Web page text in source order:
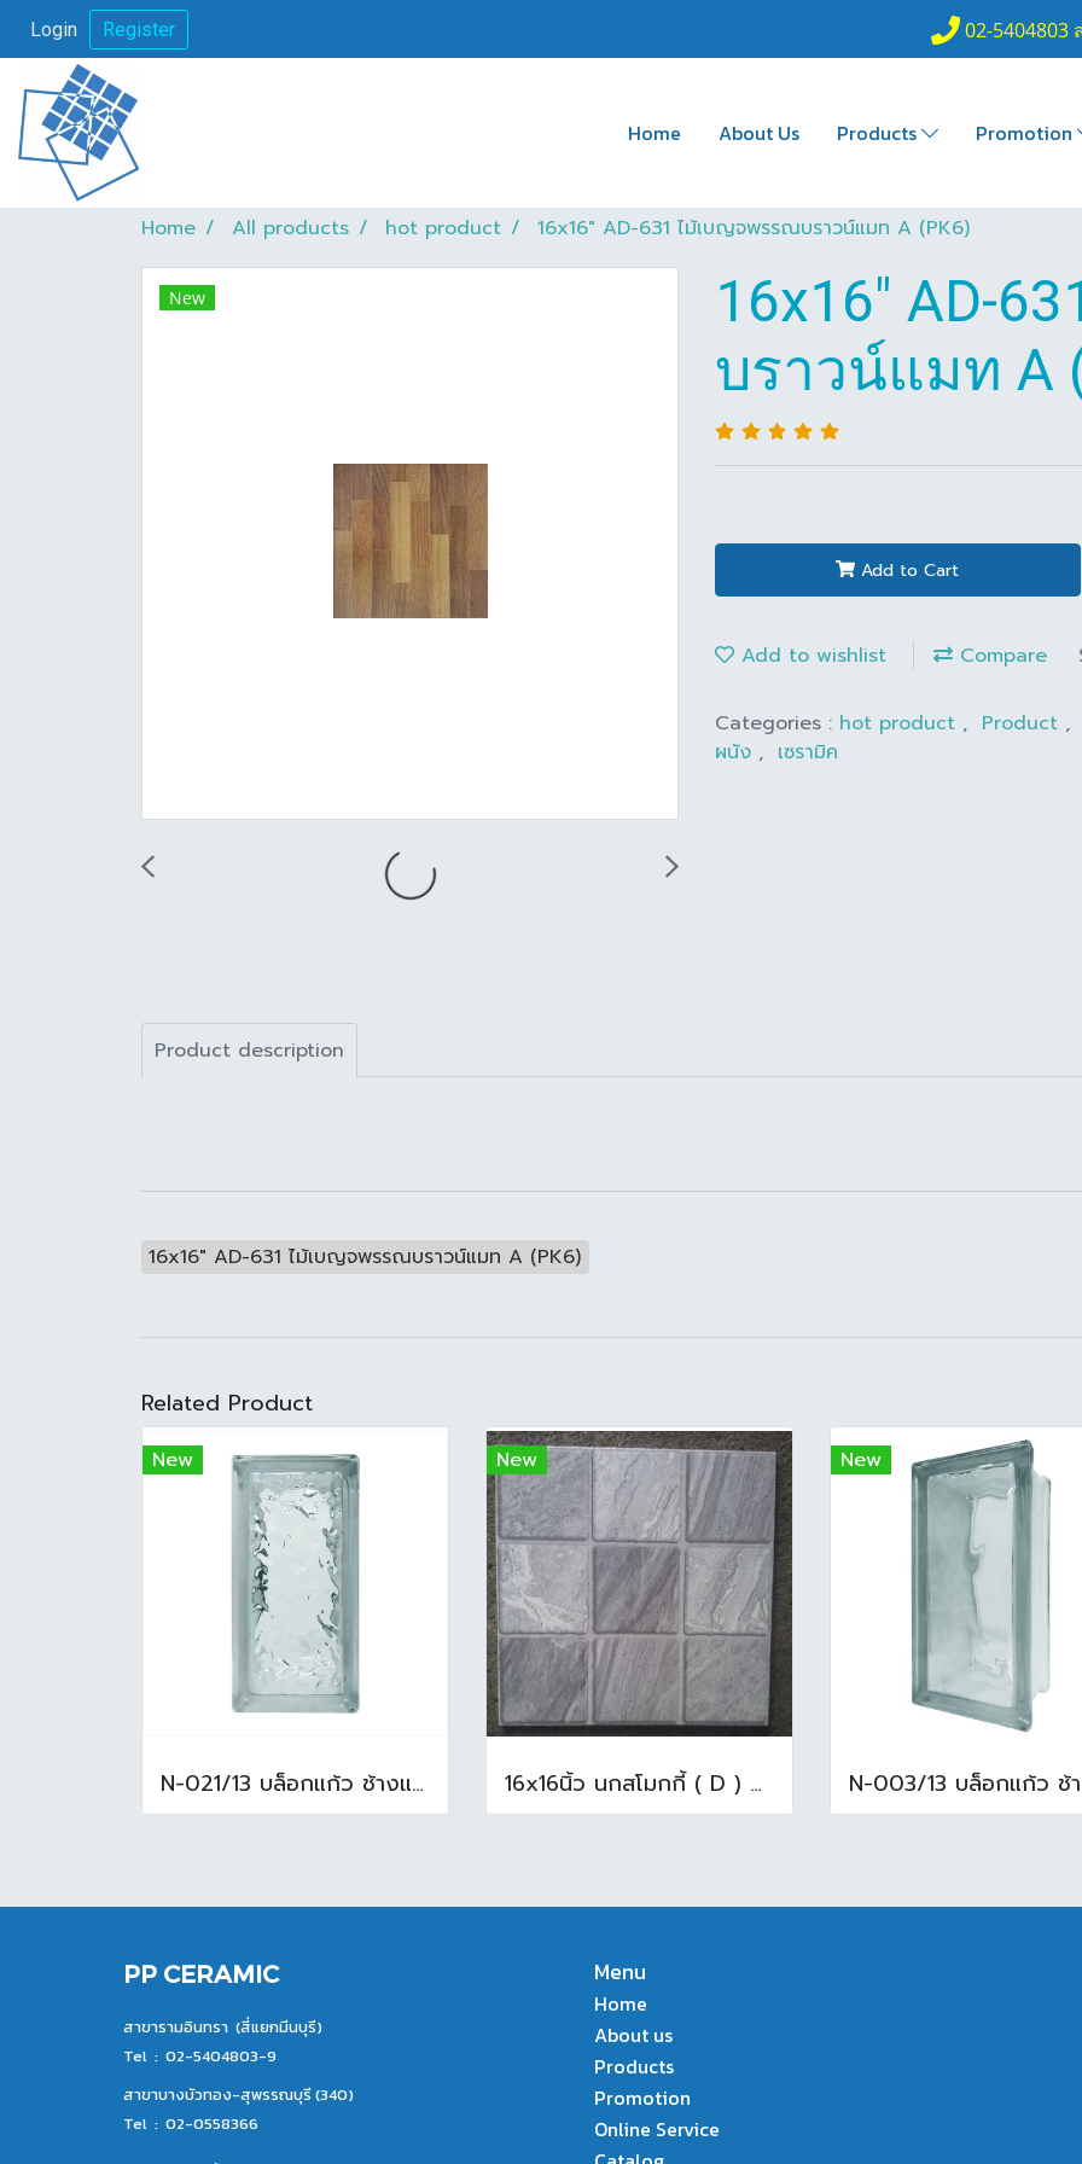
Login Register 02-5404803
Home About Us Products Promotion
Home All products hot product 16x16" AD-631 ไม้เบญจพรรณบราวน์แมท A (PK6)
New
16x16" AD-
บราวน์แมท A
Add to Cart
Add to wishlist Compare
Categories : hot product , Product ,
ผนัง , เซรามิค
Product description
16x16" AD-631 ไม้เบญจพรรณบราวน์แมท A (PK6)
Related Product
New
N-021/13 บล็อกแก้ว ช้างแก้ว WOW แก้วประดับฟ้า ( 24X11.5X8cm )
New
16x16นิ้ว นกสโมกกี้ ( D ) A (Pack6)
New
PP CERAMIC
สาขารามอินทรา (สี่แยกมีนบุรี)
Tel : 02-5404803-9
สาขาบางบัวทอง-สุพรรณบุรี (340)
Tel : 02-0558366
Menu
Home
About us
Products
Promotion
Online Service